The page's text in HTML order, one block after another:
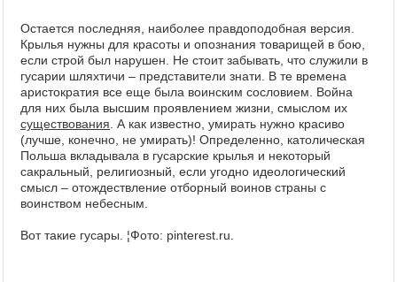
Остается последняя, наиболее правдоподобная версия.
Крылья нужны для красоты и опознания товарищей в бою,
если строй был нарушен. Не стоит забывать, что служили в
гусарии шляхтичи – представители знати. В те времена
аристократия все еще была воинским сословием. Война
для них была высшим проявлением жизни, смыслом их
существования . А как известно, умирать нужно красиво
(лучше, конечно, не умирать)! Определенно, католическая
Польша вкладывала в гусарские крылья и некоторый
сакральный, религиозный, если угодно идеологический
смысл – отождествление отборный воинов страны с
воинством небесным.
Вот такие гусары. ¦Фото: pinterest.ru.